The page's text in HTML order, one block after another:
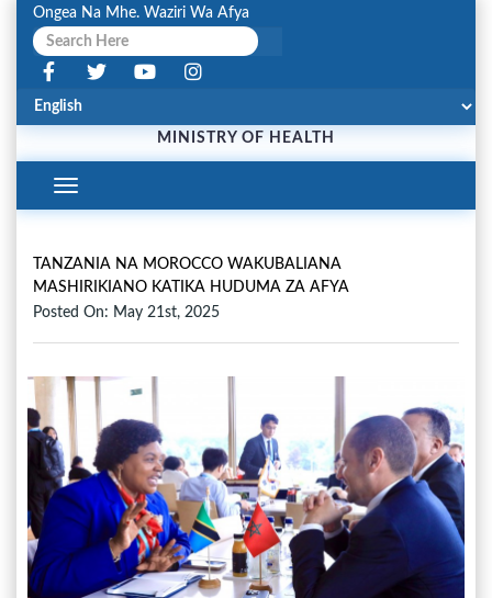
Ongea Na Mhe. Waziri Wa Afya
MINISTRY OF HEALTH
Toggle
Navigation
TANZANIA NA MOROCCO WAKUBALIANA
MASHIRIKIANO KATIKA HUDUMA ZA AFYA
Posted On: May 21st, 2025